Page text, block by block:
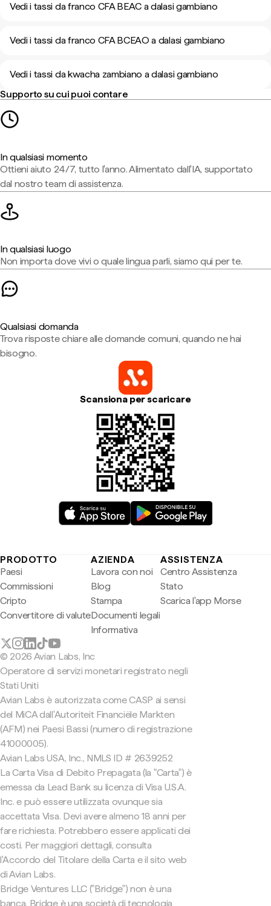
Vedi i tassi da franco CFA BEAC a dalasi gambiano
Vedi i tassi da franco CFA BCEAO a dalasi gambiano
Vedi i tassi da kwacha zambiano a dalasi gambiano
Supporto su cui puoi contare
In qualsiasi momento
Ottieni aiuto 24/7, tutto l'anno. Alimentato dall'IA, supportato
dal nostro team di assistenza.
In qualsiasi luogo
Non importa dove vivi o quale lingua parli, siamo qui per te.
Qualsiasi domanda
Trova risposte chiare alle domande comuni, quando ne hai
bisogno.
Scansiona per scaricare
PRODOTTO
Paesi
Commissioni
Cripto
Convertitore di valute
AZIENDA
Lavora con noi
Blog
Stampa
Documenti legali
Informativa
ASSISTENZA
Centro Assistenza
Stato
Scarica l'app Morse
© 2026 Avian Labs, Inc
Operatore di servizi monetari registrato negli
Stati Uniti
Avian Labs è autorizzata come CASP ai sensi
del MiCA dall'Autoriteit Financiële Markten
(AFM) nei Paesi Bassi (numero di registrazione
41000005).
Avian Labs USA, Inc., NMLS ID # 2639252
La Carta Visa di Debito Prepagata (la "Carta") è
emessa da Lead Bank su licenza di Visa U.S.A.
Inc. e può essere utilizzata ovunque sia
accettata Visa. Devi avere almeno 18 anni per
fare richiesta. Potrebbero essere applicati dei
costi. Per maggiori dettagli, consulta
l'Accordo del Titolare della Carta e il sito web
di Avian Labs.
Bridge Ventures LLC ("Bridge") non è una
banca. Bridge è una società di tecnologia